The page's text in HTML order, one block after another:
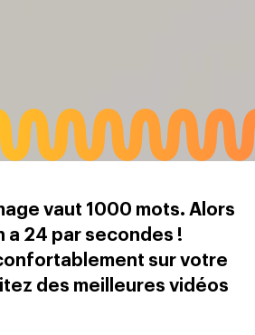
vaut 1000 mots. Alors
a 24 par secondes !
sur votre
des meilleures vidéos